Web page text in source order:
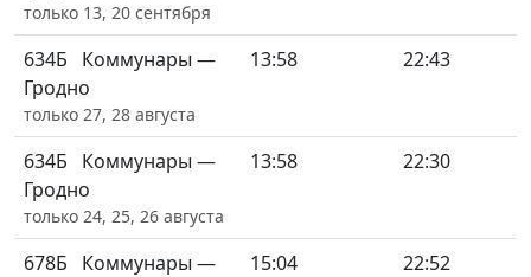
только 13, 20 сентября
634Б
Коммунары —
Гродно
только 27, 28 августа
13:58 22:43
634Б
Коммунары —
Гродно
только 24, 25, 26 августа
13:58 22:30
678Б
Коммунары —
15:04 22:52